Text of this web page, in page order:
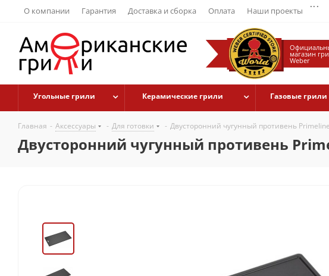
О компании Гарантия Доставка и сборка Оплата Наши проекты
...
магазин
Weber
Угольные грили Керамические грили Газовые грили
Главная - Аксессуары - Для готовки - Двусторонний чугунный противень
Двусторонний чугунный противень